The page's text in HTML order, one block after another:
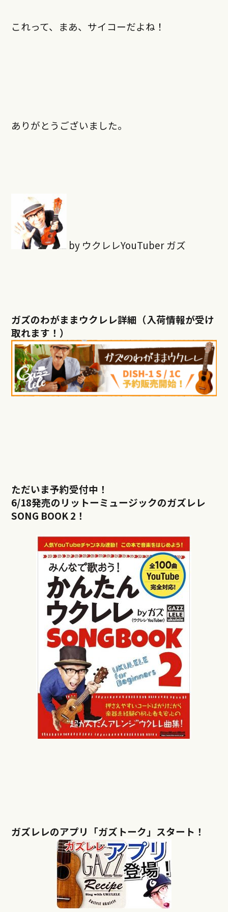
これって、まあ、サイコーだよね！
ありがとうございました。
by ウクレレYouTuber ガズ
ガズのわがままウクレレ詳細（入荷情報が受け
取れます！）
ただいま予約受付中！
6/18発売のリットーミュージックのガズレレ
SONG BOOK 2！
ガズレレのアプリ「ガズトーク」スタート！